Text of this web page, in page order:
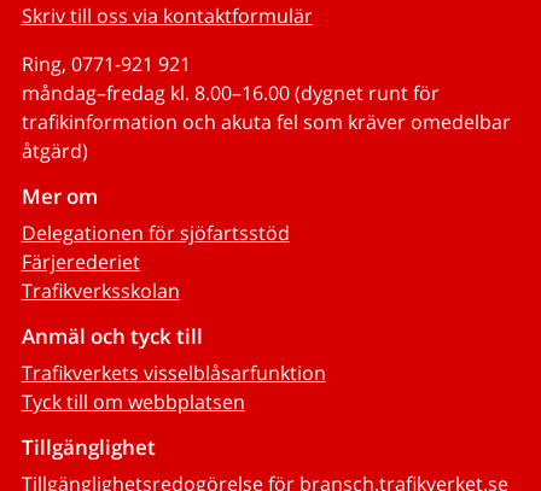
Skriv till oss via kontaktformulär
Ring, 0771-921 921
måndag–fredag kl. 8.00–16.00 (dygnet runt för
trafikinformation och akuta fel som kräver omedelbar
åtgärd)
Mer om
Delegationen för sjöfartsstöd
Färjerederiet
Trafikverksskolan
Anmäl och tyck till
Trafikverkets visselblåsarfunktion
Tyck till om webbplatsen
Tillgänglighet
Tillgänglighetsredogörelse för bransch.trafikverket.se